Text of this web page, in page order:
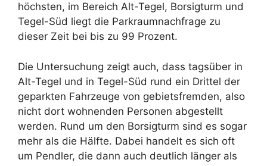
höchsten, im Bereich Alt-Tegel, Borsigturm und
Tegel-Süd liegt die Parkraumnachfrage zu
dieser Zeit bei bis zu 99 Prozent.
Die Untersuchung zeigt auch, dass tagsüber in
Alt-Tegel und in Tegel-Süd rund ein Drittel der
geparkten Fahrzeuge von gebietsfremden, also
nicht dort wohnenden Personen abgestellt
werden. Rund um den Borsigturm sind es sogar
mehr als die Hälfte. Dabei handelt es sich oft
um Pendler, die dann auch deutlich länger als